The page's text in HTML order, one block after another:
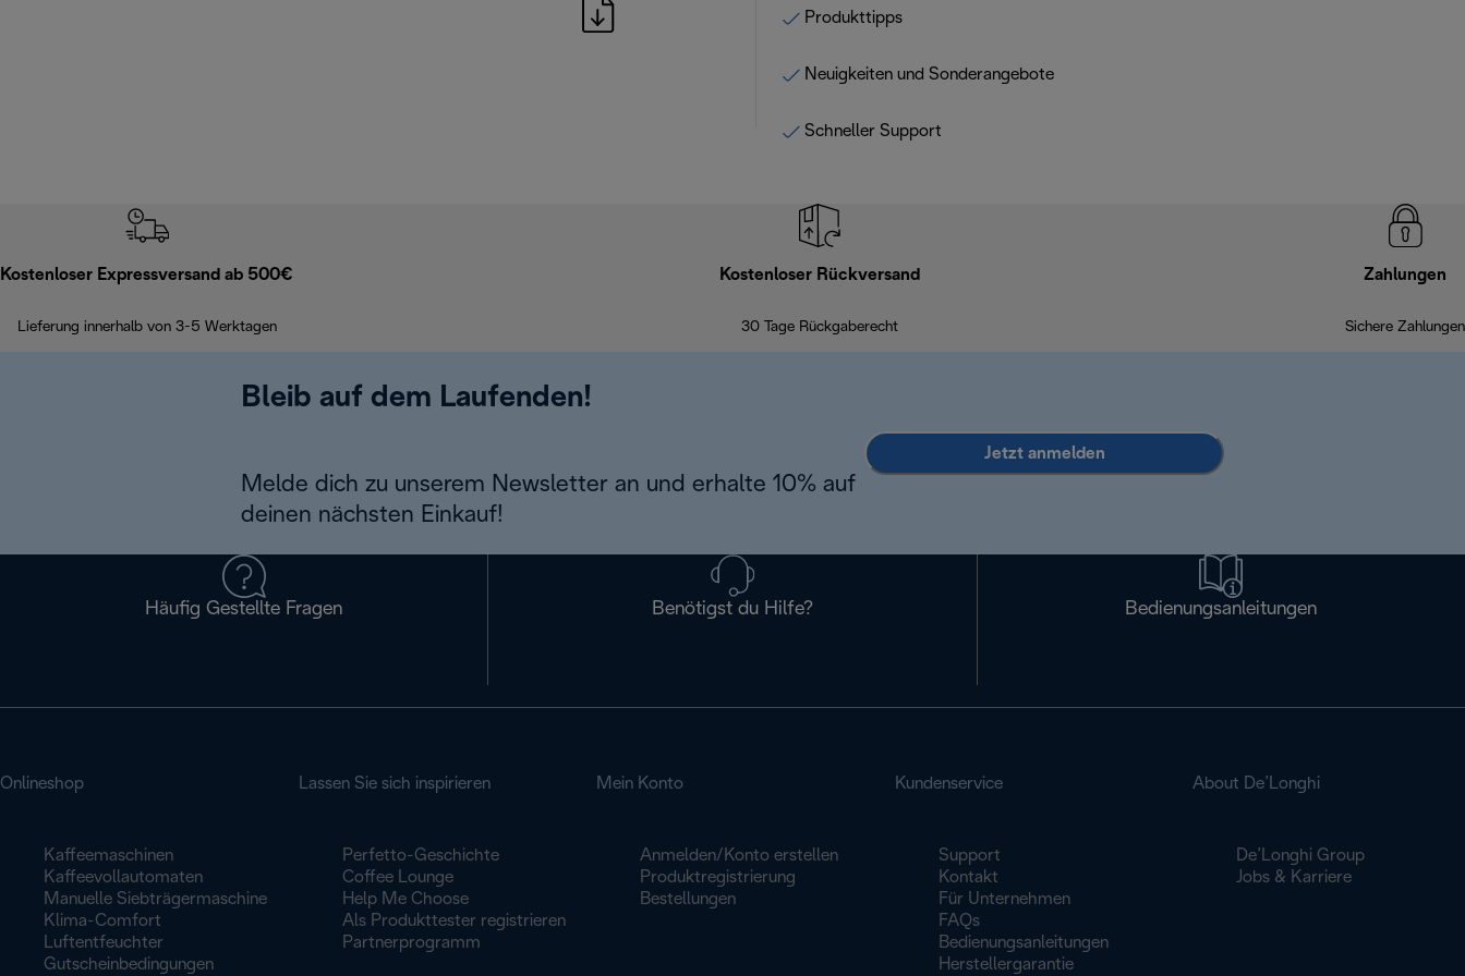
Produkttipps
Neuigkeiten und Sonderangebote
Schneller Support
Kostenloser Expressversand ab 500€
Lieferung innerhalb von 3-5 Werktagen
Kostenloser Rückversand
30 Tage Rückgaberecht
Zahlungen
Sichere Zahlungen
Bleib auf dem Laufenden!
Melde dich zu unserem Newsletter an und erhalte 10% auf
deinen nächsten Einkauf!
Jetzt anmelden
Häufig Gestellte Fragen Benötigst du Hilfe? Bedienungsanleitungen
Onlineshop
Kaffeemaschinen
Kaffeevollautomaten
Manuelle Siebträgermaschine
Klima-Comfort
Luftentfeuchter
Gutscheinbedingungen
Lassen Sie sich inspirieren
Perfetto-Geschichte
Coffee Lounge
Help Me Choose
Als Produkttester registrieren
Partnerprogramm
Mein Konto
Anmelden/Konto erstellen
Produktregistrierung
Bestellungen
Kundenservice
Support
Kontakt
Für Unternehmen
FAQs
Bedienungsanleitungen
Herstellergarantie
About De’Longhi
De’Longhi Group
Jobs & Karriere